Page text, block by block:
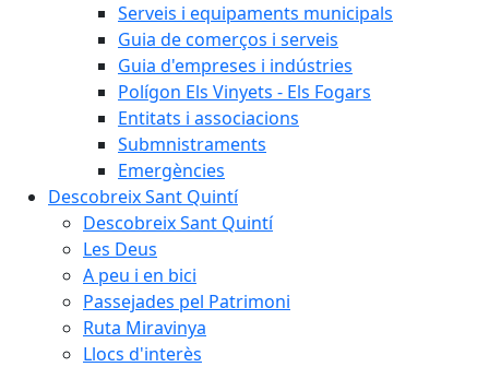
Serveis i equipaments municipals
Guia de comerços i serveis
Guia d'empreses i indústries
Polígon Els Vinyets - Els Fogars
Entitats i associacions
Submnistraments
Emergències
Descobreix Sant Quintí
Descobreix Sant Quintí
Les Deus
A peu i en bici
Passejades pel Patrimoni
Ruta Miravinya
Llocs d'interès